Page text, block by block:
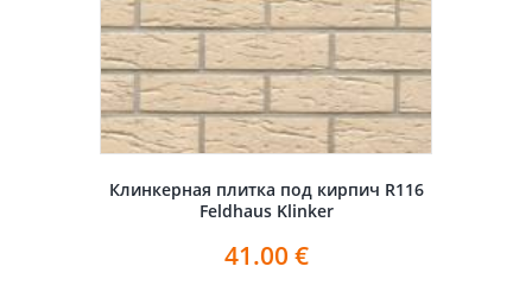
Клинкерная плитка под кирпич R116
Feldhaus Klinker
41.00 €